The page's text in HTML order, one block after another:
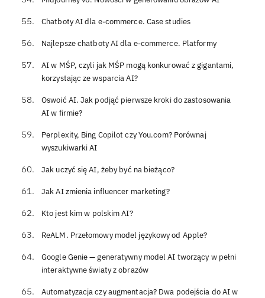
Chatboty AI dla e-commerce. Case studies
Najlepsze chatboty AI dla e-commerce. Platformy
AI w MŚP, czyli jak MŚP mogą konkurować z gigantami,
korzystając ze wsparcia AI?
Oswoić AI. Jak podjąć pierwsze kroki do zastosowania
AI w firmie?
Perplexity, Bing Copilot czy You.com? Porównaj
wyszukiwarki AI
Jak uczyć się AI, żeby być na bieżąco?
Jak AI zmienia influencer marketing?
Kto jest kim w polskim AI?
ReALM. Przełomowy model językowy od Apple?
Google Genie — generatywny model AI tworzący w pełni
interaktywne światy z obrazów
Automatyzacja czy augmentacja? Dwa podejścia do AI w